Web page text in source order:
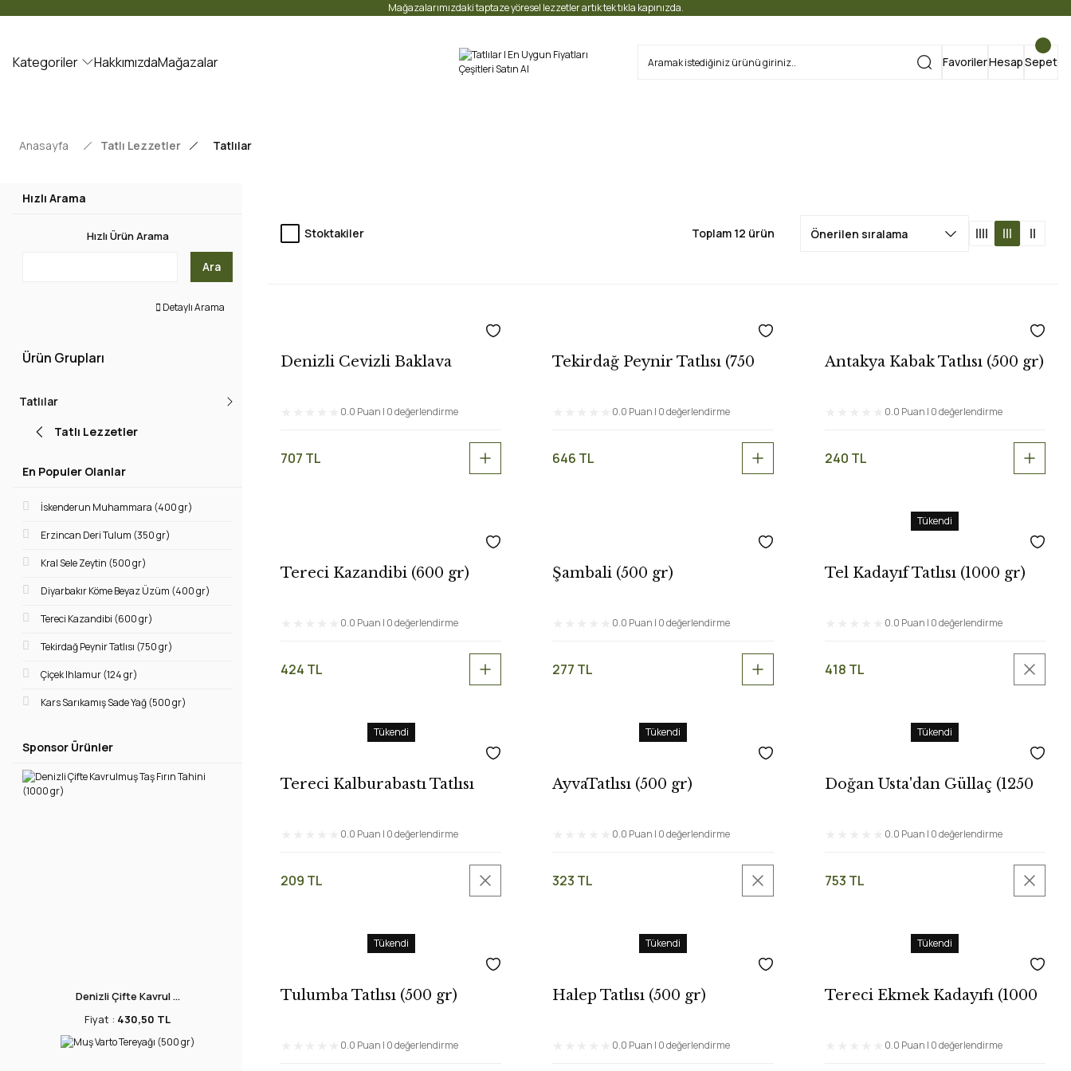
Mağazalarımızdaki taptaze yöresel lezzetler artık tek tıkla kapınızda.
Kategoriler HakkımızdaMağazalar FavorilerHesapSepet
Anasayfa Tatlı Lezzetler Tatlılar
Hızlı Arama
Hızlı Ürün Arama
Ara
Detaylı Arama
Ürün Grupları
Tatlılar
Tatlı Lezzetler
En Populer Olanlar
İskenderun Muhammara (400 gr)
Erzincan Deri Tulum (350 gr)
Kral Sele Zeytin (500 gr)
Diyarbakır Köme Beyaz Üzüm (400 gr)
Tereci Kazandibi (600 gr)
Tekirdağ Peynir Tatlısı (750 gr)
Çiçek Ihlamur (124 gr)
Kars Sarıkamış Sade Yağ (500 gr)
Sponsor Ürünler
Denizli Çifte Kavrul ...
Fiyat : 430,50 TL
Stoktakiler Toplam 12 ürün
Denizli Cevizli Baklava
0.0 Puan | 0 değerlendirme
707 TL
Tekirdağ Peynir Tatlısı (750
0.0 Puan | 0 değerlendirme
646 TL
Antakya Kabak Tatlısı (500 gr)
0.0 Puan | 0 değerlendirme
240 TL
Tereci Kazandibi (600 gr)
0.0 Puan | 0 değerlendirme
424 TL
Şambali (500 gr)
0.0 Puan | 0 değerlendirme
277 TL
Tükendi
Tel Kadayıf Tatlısı (1000 gr)
0.0 Puan | 0 değerlendirme
418 TL
Tükendi
Tereci Kalburabastı Tatlısı
0.0 Puan | 0 değerlendirme
209 TL
Tükendi
AyvaTatlısı (500 gr)
0.0 Puan | 0 değerlendirme
323 TL
Tükendi
Doğan Usta'dan Güllaç (1250
0.0 Puan | 0 değerlendirme
753 TL
Tükendi
Tulumba Tatlısı (500 gr)
0.0 Puan | 0 değerlendirme
Tükendi
Halep Tatlısı (500 gr)
0.0 Puan | 0 değerlendirme
Tükendi
Tereci Ekmek Kadayıfı (1000
0.0 Puan | 0 değerlendirme